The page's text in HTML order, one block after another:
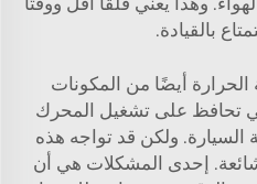
بالقيادة.
أيضًا من المكونات
تحافظ على تشغيل المحرك
ولكن قد تواجه هذه
إحدى المشكلات هي أن